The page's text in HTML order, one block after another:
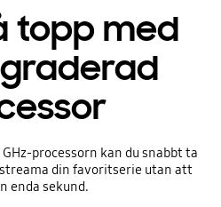
topp med
processorn kan du snabbt ta
din favoritserie utan att
enda sekund.